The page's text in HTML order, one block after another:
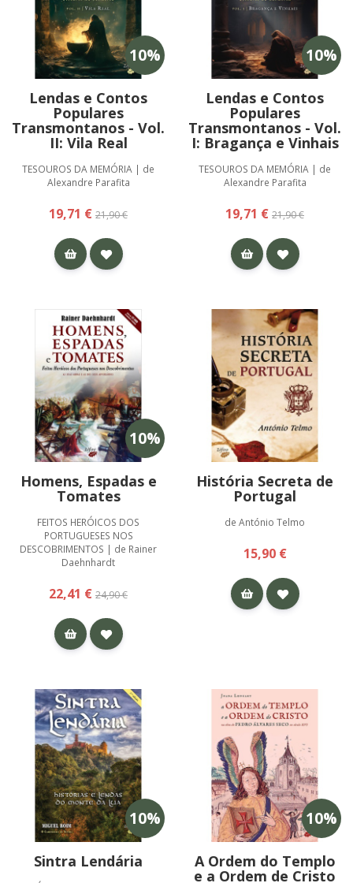
10%
Lendas e Contos
Populares
Transmontanos - Vol.
II: Vila Real
TESOUROS DA MEMÓRIA | de
Alexandre Parafita
19,71 € 21,90 €
10%
Lendas e Contos
Populares
Transmontanos - Vol.
I: Bragança e Vinhais
TESOUROS DA MEMÓRIA | de
Alexandre Parafita
19,71 € 21,90 €
10%
Homens, Espadas e
Tomates
FEITOS HERÓICOS DOS
PORTUGUESES NOS
DESCOBRIMENTOS | de Rainer
Daehnhardt
22,41 € 24,90 €
História Secreta de
Portugal
de António Telmo
15,90 €
10%
Sintra Lendária
10%
A Ordem do Templo
e a Ordem de Cristo